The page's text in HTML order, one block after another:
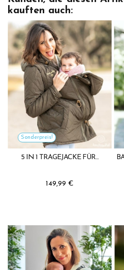
kauften auch:
Sonderpreis!
5 IN 1 TRAGEJACKE FÜR...
149,99 €